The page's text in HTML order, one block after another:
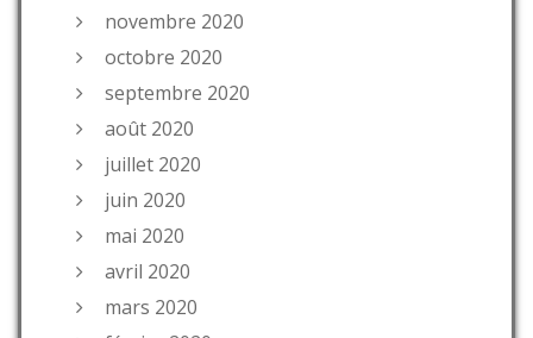
novembre 2020
octobre 2020
septembre 2020
août 2020
juillet 2020
juin 2020
mai 2020
avril 2020
mars 2020